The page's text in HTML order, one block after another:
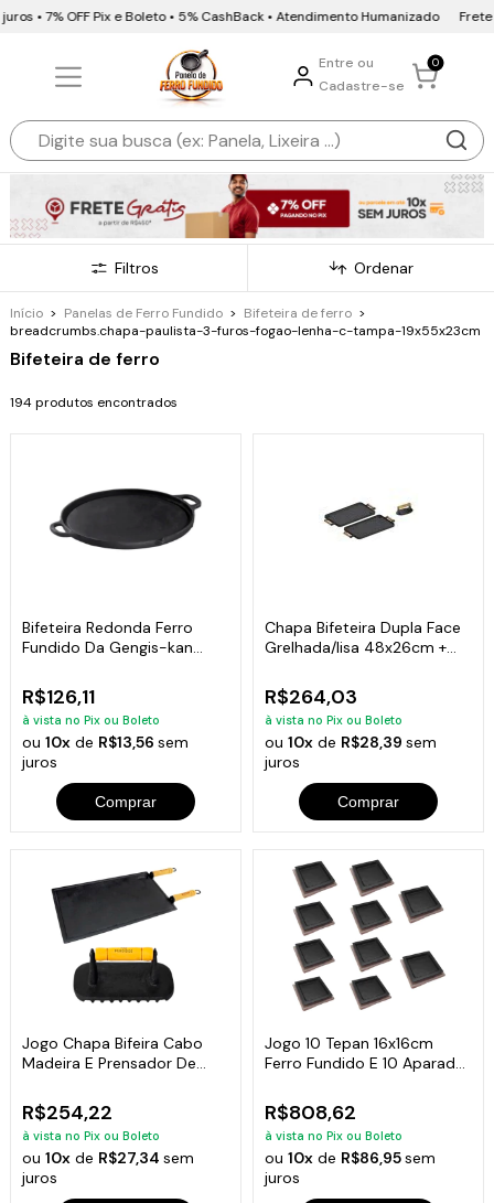
OFF Pix e Boleto • 5% CashBack • Atendimento Humanizado Frete Grátis •
Entre ou
Cadastre-se
0
Filtros Ordenar
Início > Panelas de Ferro Fundido > Bifeteira de ferro >
breadcrumbs.chapa-paulista-3-furos-fogao-lenha-c-tampa-19x55x23cm
Bifeteira de ferro
194 produtos encontrados
Bifeteira Redonda Ferro
Fundido Da Gengis-kan
R$126,11
à vista no Pix ou Boleto
ou10x de R$13,56sem
juros
Comprar
Chapa Bifeteira Dupla Face
Grelhada/lisa 48x26cm +
R$264,03
à vista no Pix ou Boleto
ou 10xde R$28,39 sem
juros
Comprar
Jogo Chapa Bifeira Cabo
Madeira E Prensador De
R$254,22
à vista no Pix ou Boleto
ou10x de R$27,34sem
juros
Jogo 10 Tepan 16x16cm
Ferro Fundido E 10 Aparador
R$808,62
à vista no Pix ou Boleto
ou 10xde R$86,95sem
juros